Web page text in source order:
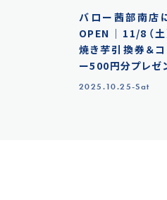
バロー茜部南店
OPEN｜11/8（
焼き芋引換券＆コ
ー500円分プレゼ
2025.10.25-Sat